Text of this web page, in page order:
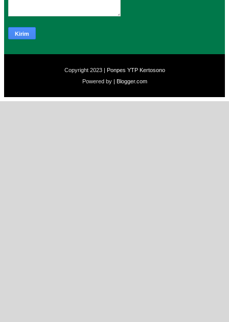
Copyright 2023 | Ponpes YTP Kertosono
Powered by | Blogger.com